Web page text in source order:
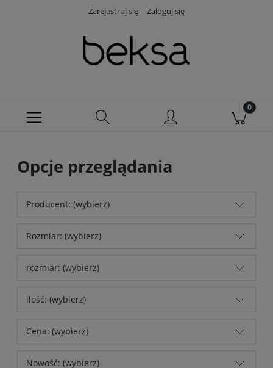
Zarejestruj się Zaloguj się
Opcje przeglądania
Producent: (wybierz)
Rozmiar: (wybierz)
rozmiar: (wybierz)
ilość: (wybierz)
Cena: (wybierz)
Nowość: (wybierz)